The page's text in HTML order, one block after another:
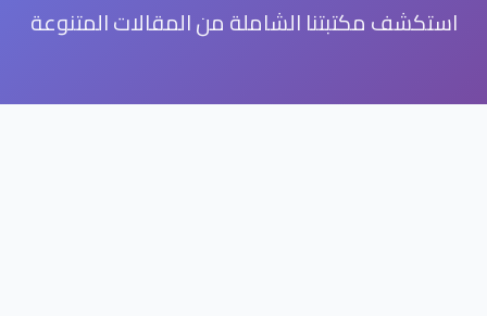
استكشف مكتبتنا الشاملة من المقالات المتنوعة